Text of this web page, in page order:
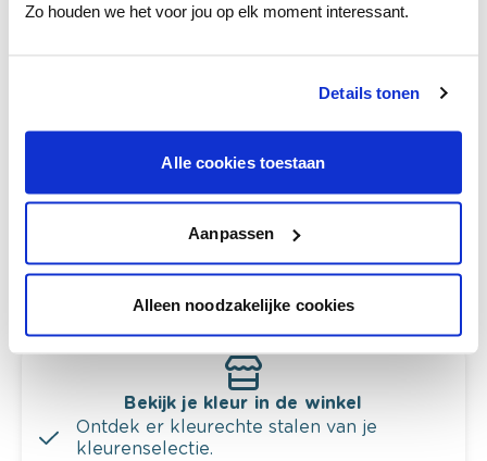
Zo houden we het voor jou op elk moment interessant.
Details tonen
Alle cookies toestaan
Aanpassen
Alleen noodzakelijke cookies
Ga samen met de kleuradviseur door je
Krijg kleuradvies op basis van de lichtinval
van je muren.
Bekijk je kleur in de winkel
Ontdek er kleurechte stalen van je
kleurenselectie.